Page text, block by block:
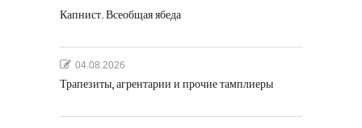
Капнист. Всеобщая ябеда
04.08.2026
Трапезиты, агрентарии и прочие тамплиеры